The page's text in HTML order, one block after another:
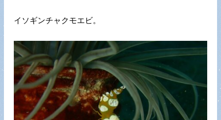
イソギンチャクモエビ。